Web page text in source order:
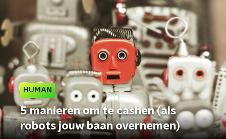
HUMAN
5 manieren om te cashen (als
robots jouw baan overnemen)